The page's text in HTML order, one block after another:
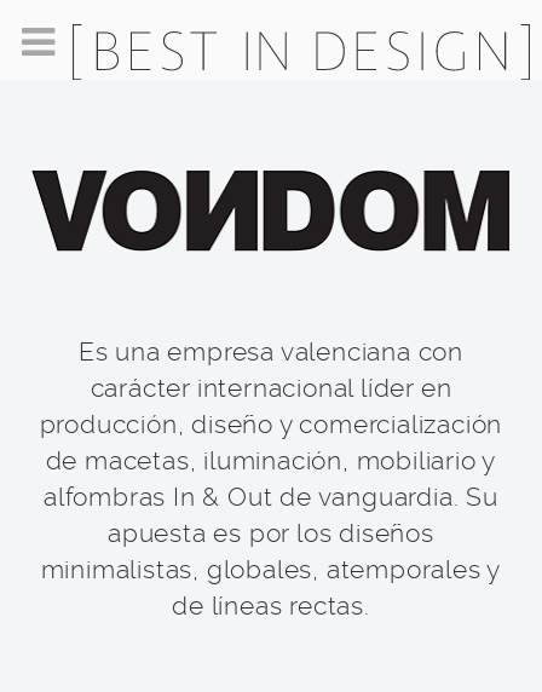
Es una empresa valenciana con
carácter internacional líder en
producción, diseño y comercialización
de macetas, iluminación, mobiliario y
alfombras In & Out de vanguardia. Su
apuesta es por los diseños
minimalistas, globales, atemporales y
de líneas rectas.